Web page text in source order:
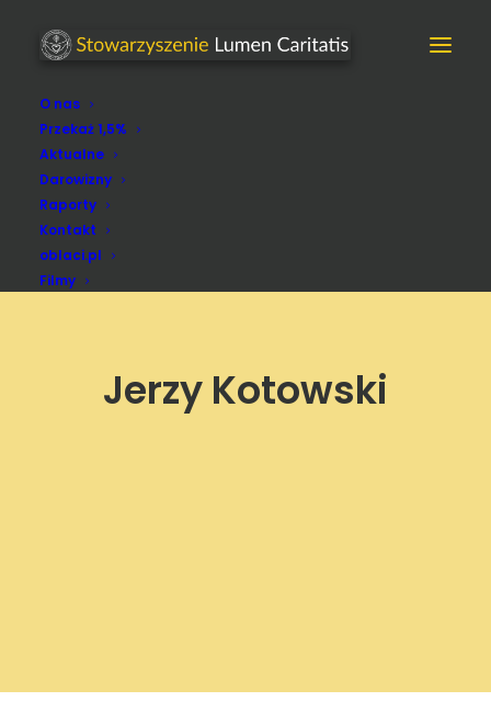
O nas
Przekaż 1,5%
Aktualne
Darowizny
Raporty
Kontakt
oblaci.pl
Filmy
Jerzy Kotowski